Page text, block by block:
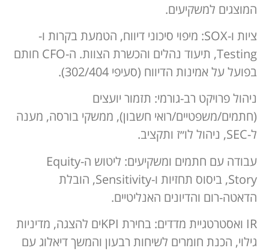
המוצגים למשקיעים.
ציות ו-SOX: מיפוי סיכוני דיווח, הטמעת בקרות ו-
Testing, תיעוד נהלים והכשרת הצוות. ה-CFO חותם
בפועל על אמינות הדיווח (סעיפי 302/404).
ניהול פרויקט רב-גורמי: תזמור יועצים
(חתמים/משפטיים/רואי חשבון), ממשקי בורסה, מענה
ל-SEC, ניהול לו״ז ותקציב.
עבודה עם חתמים ומשקיעים: ליטוש ה-Equity
Story, ביסוס תחזיות ו-Sensitivity, הובלת
הדאטה-רום והדיונים האנליטיים.
IR ואסטרטגיית מדדים: בחירת KPIים להצגה, מדיניות
גילוי, הכנת חומרים לשיחות רבעון והמשך דיאלוג עם